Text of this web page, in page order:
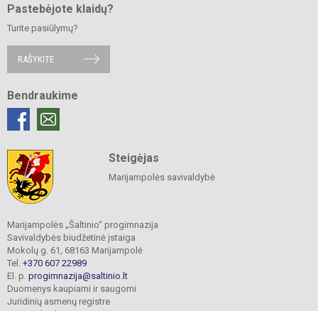
Pastebėjote klaidų?
Turite pasiūlymų?
RAŠYKITE
Bendraukime
Steigėjas
Marijampolės savivaldybė
Marijampolės „Šaltinio“ progimnazija
Savivaldybės biudžetinė įstaiga
Mokolų g. 61, 68163 Marijampolė
Tel. +370 607 22989
El. p. progimnazija@saltinio.lt
Duomenys kaupiami ir saugomi
Juridinių asmenų registre